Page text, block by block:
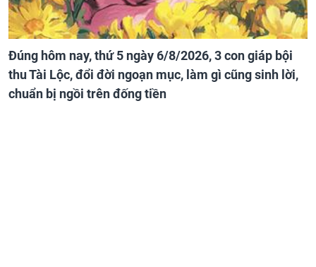
Đúng hôm nay, thứ 5 ngày 6/8/2026, 3 con giáp bội
thu Tài Lộc, đổi đời ngoạn mục, làm gì cũng sinh lời,
chuẩn bị ngồi trên đống tiền